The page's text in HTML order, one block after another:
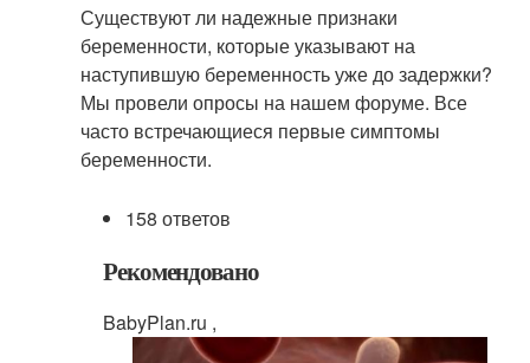
Существуют ли надежные признаки
беременности, которые указывают на
наступившую беременность уже до задержки?
Мы провели опросы на нашем форуме. Все
часто встречающиеся первые симптомы
беременности.
158 ответов
Рекомендовано
BabyPlan.ru ,